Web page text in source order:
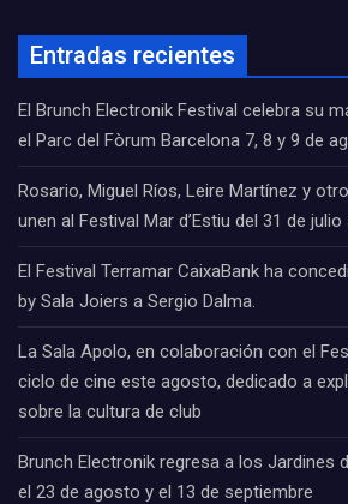
Entradas recientes
El Brunch Electronik Festival celebra su
el Parc del Fòrum Barcelona 7, 8 y 9 de
Rosario, Miguel Ríos, Leire Martínez y
unen al Festival Mar d’Estiu del 31 de
El Festival Terramar CaixaBank ha
by Sala Joiers a Sergio Dalma.
La Sala Apolo, en colaboración con el
ciclo de cine este agosto, dedicado a
sobre la cultura de club
Brunch Electronik regresa a los Jardines
el 23 de agosto y el 13 de septiembre